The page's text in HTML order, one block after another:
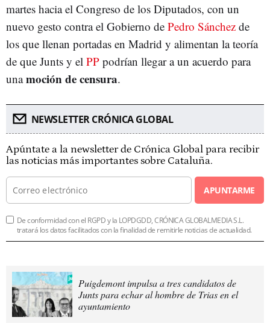
martes hacia el Congreso de los Diputados, con un
nuevo gesto contra el Gobierno de Pedro Sánchez de
los que llenan portadas en Madrid y alimentan la teoría
de que Junts y el PP podrían llegar a un acuerdo para
unamoción de censura.
NEWSLETTER CRÓNICA GLOBAL
Apúntate a la newsletter de Crónica Global para recibir
las noticias más importantes sobre Cataluña.
APUNTARME
De conformidad con el RGPD y la LOPDGDD, CRÓNICA GLOBALMEDIA S.L.
tratará los datos facilitados con la finalidad de remitirle noticias de actualidad.
Puigdemont impulsa a tres candidatos de
Junts para echar al hombre de Trias en el
ayuntamiento